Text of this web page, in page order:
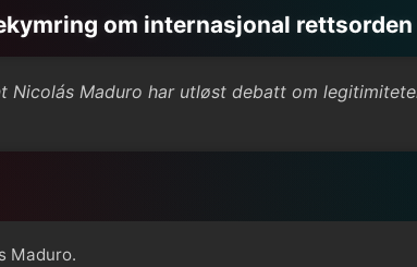
om internasjonal rettsorden
Nicolás Maduro har utløst debatt om
Maduro.